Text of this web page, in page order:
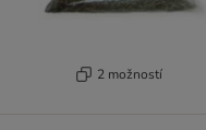
2 možností